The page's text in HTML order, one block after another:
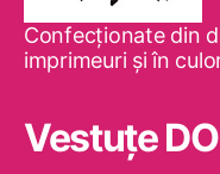
Confecţionate din
imprimeuri şi în
Vestuţe